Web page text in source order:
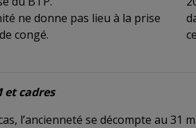
ne donne pas lieu à la prise
congé.
et cadres
l’ancienneté se décompte au 31